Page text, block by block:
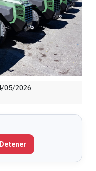
05/2026
Detener